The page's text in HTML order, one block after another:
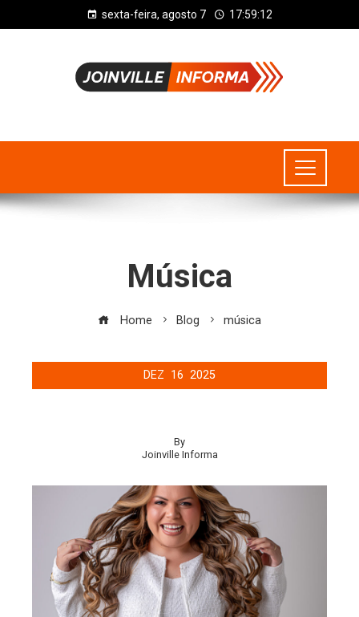
sexta-feira, agosto 7 17:59:12
Música
Home Blog música
DEZ 16 2025
By
Joinville Informa